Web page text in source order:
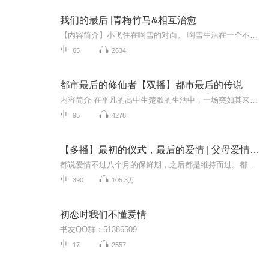
我们的最后 |青梅竹马&相互治愈
65 2634
都市最后的修仙者【双播】都市最后的传说
95 4278
【多播】最初的仪式，最后的爱情 | 父母爱情题材
390 105.3万
初恋时我们不懂爱情
书友QQ群：51386509.
17 2557